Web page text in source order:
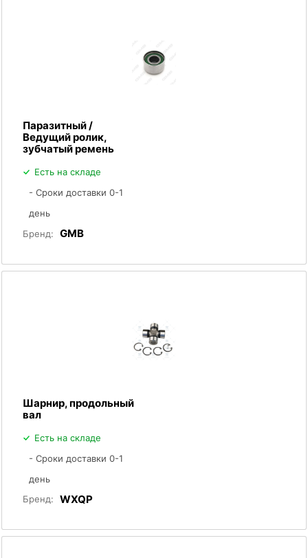
Паразитный /
Ведущий ролик,
зубчатый ремень
Есть на складе
- Сроки доставки 0-1
день
Бренд:
GMB
Шарнир, продольный
вал
Есть на складе
- Сроки доставки 0-1
день
Бренд:
WXQP